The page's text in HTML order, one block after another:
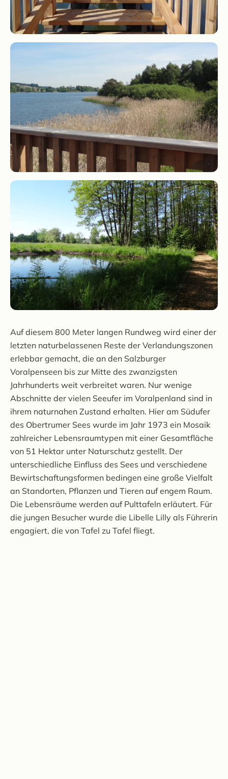
Auf diesem 800 Meter langen Rundweg wird einer der
letzten naturbelassenen Reste der Verlandungszonen
erlebbar gemacht, die an den Salzburger
Voralpenseen bis zur Mitte des zwanzigsten
Jahrhunderts weit verbreitet waren. Nur wenige
Abschnitte der vielen Seeufer im Voralpenland sind in
ihrem naturnahen Zustand erhalten. Hier am Südufer
des Obertrumer Sees wurde im Jahr 1973 ein Mosaik
zahlreicher Lebensraumtypen mit einer Gesamtfläche
von 51 Hektar unter Naturschutz gestellt. Der
unterschiedliche Einfluss des Sees und verschiedene
Bewirtschaftungsformen bedingen eine große Vielfalt
an Standorten, Pflanzen und Tieren auf engem Raum.
Die Lebensräume werden auf Pulttafeln erläutert. Für
die jungen Besucher wurde die Libelle Lilly als Führerin
engagiert, die von Tafel zu Tafel fliegt.